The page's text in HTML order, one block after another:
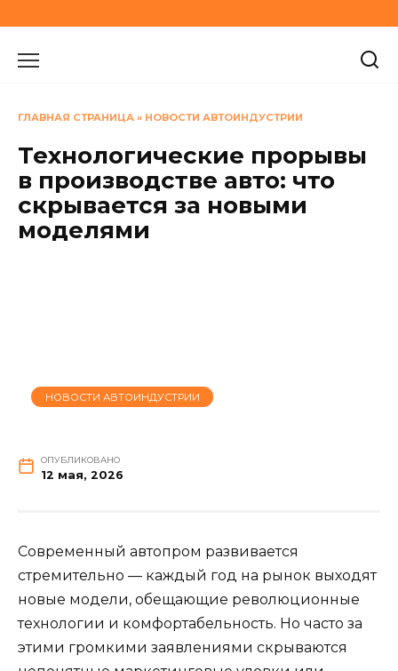
к
содержанию
ГЛАВНАЯ СТРАНИЦА » НОВОСТИ АВТОИНДУСТРИИ
Технологические прорывы
в производстве авто: что
скрывается за новыми
моделями
НОВОСТИ АВТОИНДУСТРИИ
ОПУБЛИКОВАНО
12 мая, 2026
Современный автопром развивается
стремительно — каждый год на рынок выходят
новые модели, обещающие революционные
технологии и комфортабельность. Но часто за
этими громкими заявлениями скрываются